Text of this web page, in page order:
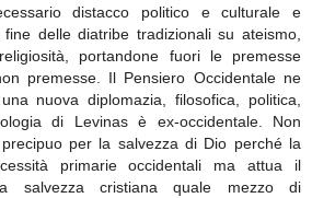
distacco politico e culturale e
delle diatribe tradizionali su ateismo,
portandone fuori le premesse
premesse. Il Pensiero Occidentale ne
nuova diplomazia, filosofica, politica,
di Levinas è ex-occidentale. Non
per la salvezza di Dio perché la
primarie occidentali ma attua il
salvezza cristiana quale mezzo di